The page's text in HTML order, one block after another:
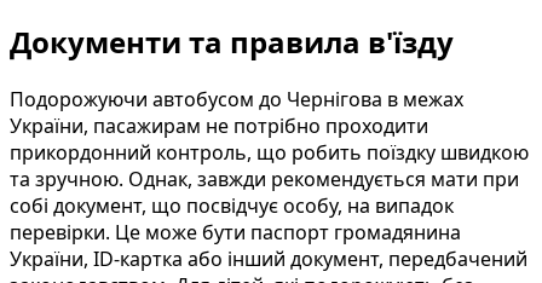
Документи та правила в'їзду
Подорожуючи автобусом до Чернігова в межах
України, пасажирам не потрібно проходити
прикордонний контроль, що робить поїздку швидкою
та зручною. Однак, завжди рекомендується мати при
собі документ, що посвідчує особу, на випадок
перевірки. Це може бути паспорт громадянина
України, ID-картка або інший документ, передбачений